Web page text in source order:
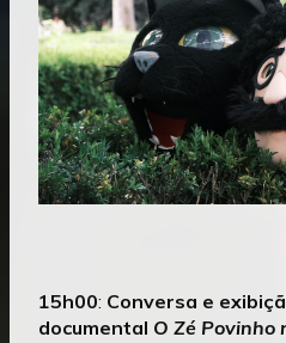
15h00: Conversa e
documental O Zé Povinho